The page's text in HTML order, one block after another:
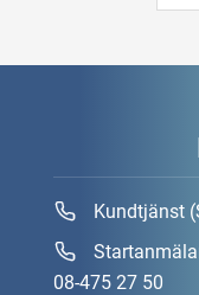
Kundtjänst
08-475 27 50